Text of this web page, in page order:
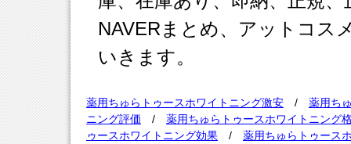
NAVERまとめ、アットコス
いきます。
薬用ちゅらトゥースホワイトニング激安 / 薬用ち
ニング評価 / 薬用ちゅらトゥースホワイトニング
ゥースホワイトニング効果 / 薬用ちゅらトゥース